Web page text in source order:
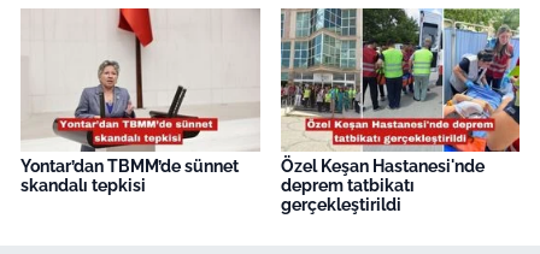
Yontar’dan TBMM’de sünnet
skandalı tepkisi
Özel Keşan Hastanesi'nde
deprem tatbikatı
gerçekleştirildi